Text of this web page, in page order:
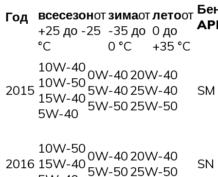
Год
всесезонот
+25 до -25
°C
зимаот
-35 до
0 °C
летоот
0 до
+35 °C
2015
10W-40
10W-50
15W-40
5W-40
0W-40
5W-40
5W-50
20W-40
25W-40
25W-50
SM
2016
10W-50
15W-400W-40
5W-50
20W-40
25W-50
SN